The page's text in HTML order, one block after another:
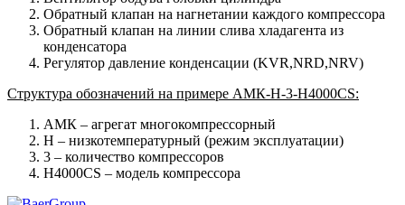
Обратный клапан на нагнетании каждого компрессора
Обратный клапан на линии слива хладагента из
конденсатора
Регулятор давление конденсации (KVR,NRD,NRV)
Структура обозначений на примере AМК-H-3-H4000CS:
AМК – агрегат многокомпрессорный
Н – низкотемпературный (режим эксплуатации)
3 – количество компрессоров
H4000CS – модель компрессора